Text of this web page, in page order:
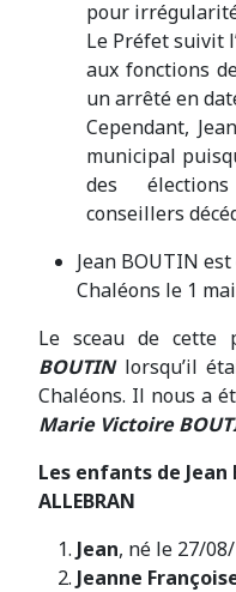
pour
Le Préfet suivit
aux fonctions
un arrêté en
Cependant,
municipal
des
conseillers
Jean BOUTIN
Chaléons le 1
Le sceau de cette
BOUTINlorsqu’il
Chaléons. Il nous a
Marie Victoire
Les enfants de Jean
ALLEBRAN
Jean, né le 27/
Jeanne